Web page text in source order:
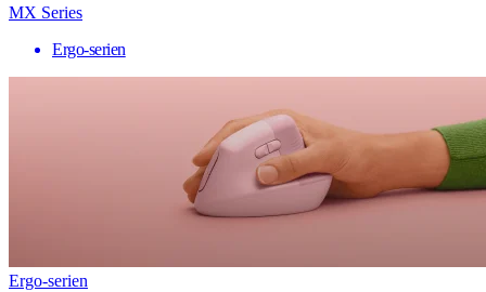
MX Series
Ergo-serien
Ergo-serien